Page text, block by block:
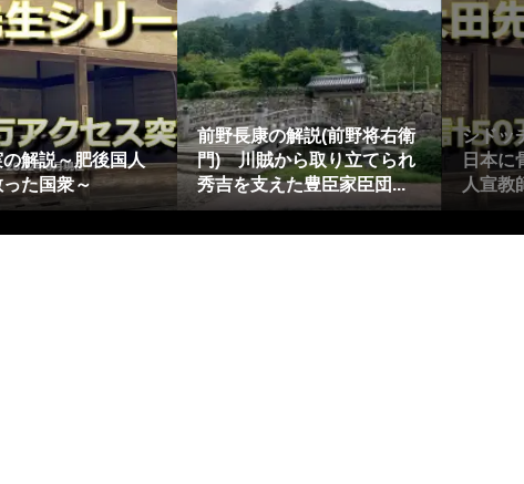
解説～肥後国人
た国衆～
前野長康の解説(前野将右衛
門) 川賊から取り立てられ
秀吉を支えた豊臣家臣団...
シドッ
日本に
人宣教